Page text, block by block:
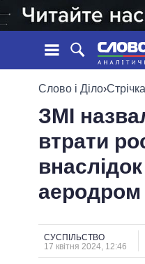
СТРІЧКА
ПОДІЇ
СТАТТІ
ОГЛЯДИ
ДАЙДЖЕСТИ
УСІ ПОЛІТИКИ
ПРЕЗИДЕНТ І
ВЕРХОВНА РАДА
КАБІНЕТ МІНІСТРІВ
Слово і Діло›
ЗМІ
втрати
аеродром
СУСПІЛЬСТВО
17 квітня 2024, 12:46